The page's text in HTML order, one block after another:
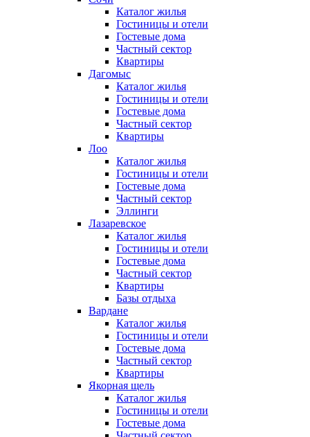
Каталог жилья
Гостиницы и отели
Гостевые дома
Частный сектор
Квартиры
Дагомыс
Каталог жилья
Гостиницы и отели
Гостевые дома
Частный сектор
Квартиры
Лоо
Каталог жилья
Гостиницы и отели
Гостевые дома
Частный сектор
Эллинги
Лазаревское
Каталог жилья
Гостиницы и отели
Гостевые дома
Частный сектор
Квартиры
Базы отдыха
Вардане
Каталог жилья
Гостиницы и отели
Гостевые дома
Частный сектор
Квартиры
Якорная щель
Каталог жилья
Гостиницы и отели
Гостевые дома